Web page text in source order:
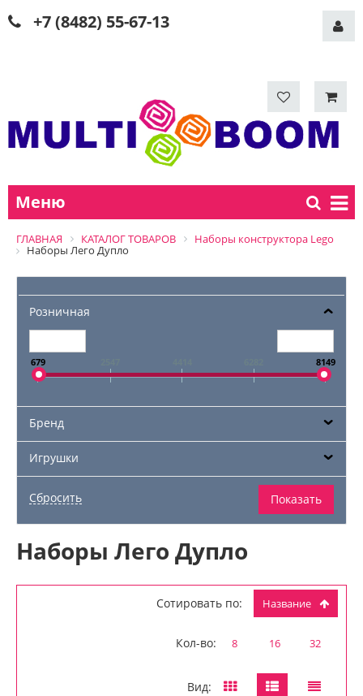
+7 (8482) 55-67-13
Меню
ГЛАВНАЯ КАТАЛОГ ТОВАРОВ
Наборы конструктора Lego
Наборы Лего Дупло
Розничная
679 8149
Бренд
Игрушки
Наборы Лего Дупло
Сотировать по: Название
Кол-во: 8 16 32
Вид: